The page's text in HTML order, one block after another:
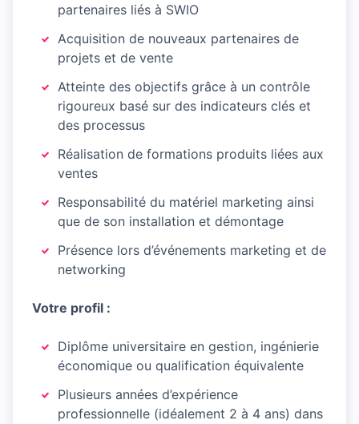
partenaires liés à SWIO
Acquisition de nouveaux partenaires de
projets et de vente
Atteinte des objectifs grâce à un contrôle
rigoureux basé sur des indicateurs clés et
des processus
Réalisation de formations produits liées aux
ventes
Responsabilité du matériel marketing ainsi
que de son installation et démontage
Présence lors d’événements marketing et de
networking
Votre profil :
Diplôme universitaire en gestion, ingénierie
économique ou qualification équivalente
Plusieurs années d’expérience
professionnelle (idéalement 2 à 4 ans) dans